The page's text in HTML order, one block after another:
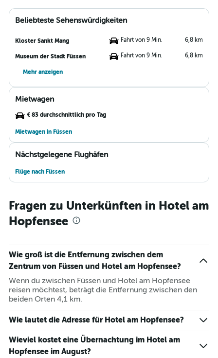
Beliebteste Sehenswürdigkeiten
Kloster Sankt Mang Fahrt von 9 Min. 6,8 km
Museum der Stadt Füssen Fahrt von 9 Min. 6,8 km
Mehr anzeigen
Mietwagen
€ 83 durchschnittlich pro Tag
Mietwagen in Füssen
Nächstgelegene Flughäfen
Flüge nach Füssen
Fragen zu Unterkünften in Hotel am
Hopfensee
Wie groß ist die Entfernung zwischen dem
Zentrum von Füssen und Hotel am Hopfensee?
Wenn du zwischen Füssen und Hotel am Hopfensee
reisen möchtest, beträgt die Entfernung zwischen den
beiden Orten 4,1 km.
Wie lautet die Adresse für Hotel am Hopfensee?
Wieviel kostet eine Übernachtung im Hotel am
Hopfensee im August?